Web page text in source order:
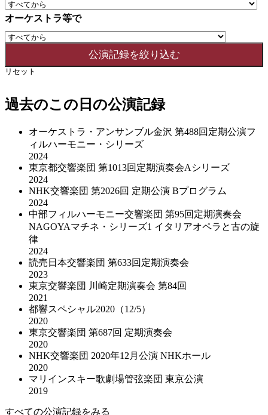
オーケストラ等で
リセット
過去のこの日の公演記録
オーケストラ・アンサンブル金沢 第488回定期公演フ
ィルハーモニー・シリーズ
2024
東京都交響楽団 第1013回定期演奏会Aシリーズ
2024
NHK交響楽団 第2026回 定期公演 Bプログラム
2024
中部フィルハーモニー交響楽団 第95回定期演奏会
NAGOYAマチネ・シリーズ1 イタリアオペラと古の旋
律
2024
読売日本交響楽団 第633回定期演奏会
2023
東京交響楽団 川崎定期演奏会 第84回
2021
都響スペシャル2020（12/5）
2020
東京交響楽団 第687回 定期演奏会
2020
NHK交響楽団 2020年12⽉公演 NHKホール
2020
マリインスキー歌劇場管弦楽団 東京公演
2019
すべての公演記録をみる